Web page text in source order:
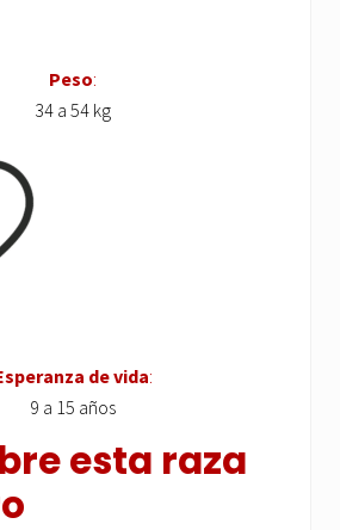
Peso:
34 a 54 kg
de vida:
9 a 15 años
esta raza